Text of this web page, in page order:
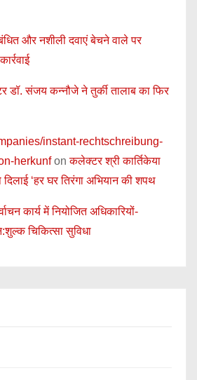
और नशीली दवाएं बेचने वाले पर
डॉ. संजय कन्नौजे ने तुर्की तालाब का फिर
instant-rechtschreibung-
herkunfonकलेक्टर श्री कार्तिकेया
‘हर घर तिरंगा अभियान की शपथ
कार्य में नियोजित अधिकारियों-
चिकित्सा सुविधा